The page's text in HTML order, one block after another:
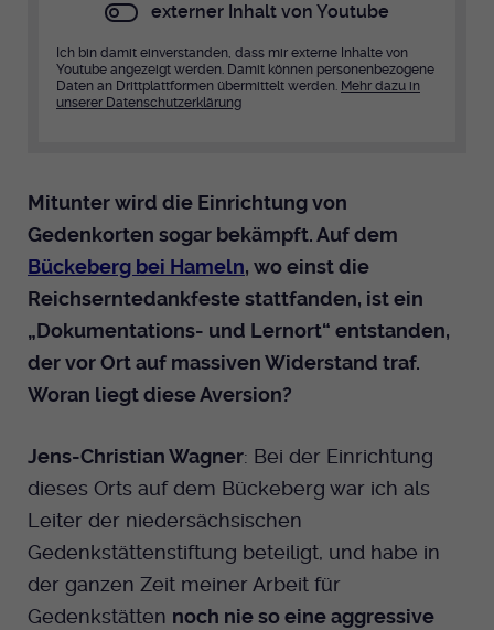
externer Inhalt von Youtube
Ich bin damit einverstanden, dass mir externe Inhalte von
Youtube angezeigt werden. Damit können personenbezogene
Daten an Drittplattformen übermittelt werden. Mehr dazu in
unserer Datenschutzerklärung
Mitunter wird die Einrichtung von
Gedenkorten sogar bekämpft. Auf dem
Bückeberg bei Hameln, wo einst die
Reichserntedankfeste stattfanden, ist ein
„Dokumentations- und Lernort“ entstanden,
der vor Ort auf massiven Widerstand traf.
Woran liegt diese Aversion?
Jens-Christian Wagner: Bei der Einrichtung
dieses Orts auf dem Bückeberg war ich als
Leiter der niedersächsischen
Gedenkstättenstiftung beteiligt, und habe in
der ganzen Zeit meiner Arbeit für
Gedenkstätten noch nie so eine aggressive